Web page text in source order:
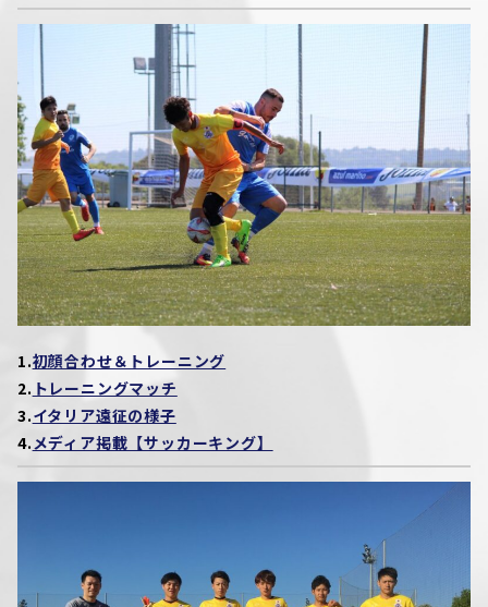
1.初顔合わせ＆トレーニング
2. トレーニングマッチ
3.イタリア遠征の様子
4.メディア掲載【サッカーキング】